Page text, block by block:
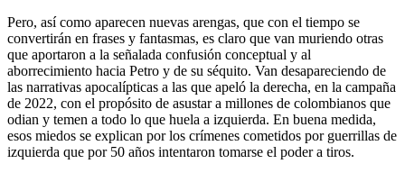
Pero, así como aparecen nuevas arengas, que con el tiempo se
convertirán en frases y fantasmas, es claro que van muriendo otras
que aportaron a la señalada confusión conceptual y al
aborrecimiento hacia Petro y de su séquito. Van desapareciendo de
las narrativas apocalípticas a las que apeló la derecha, en la campaña
de 2022, con el propósito de asustar a millones de colombianos que
odian y temen a todo lo que huela a izquierda. En buena medida,
esos miedos se explican por los crímenes cometidos por guerrillas de
izquierda que por 50 años intentaron tomarse el poder a tiros.